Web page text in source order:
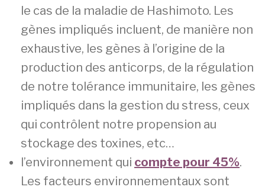
le cas de la maladie de Hashimoto. Les
gènes impliqués incluent, de manière non
exhaustive, les gènes à l’origine de la
production des anticorps, de la régulation
de notre tolérance immunitaire, les gènes
impliqués dans la gestion du stress, ceux
qui contrôlent notre propension au
stockage des toxines, etc…
l’environnement qui compte pour 45%.
Les facteurs environnementaux sont